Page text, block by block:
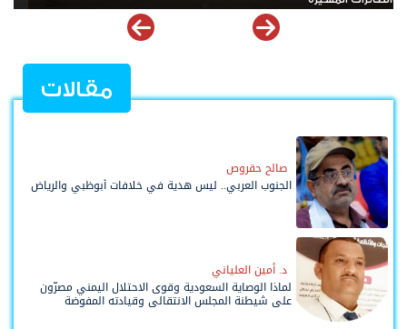
مقالات
صالح حقروص
الجنوب العربي.. ليس هدية في خلافات أبوظبي والرياض
د. أمين العلياني
لماذا الوصاية السعودية وقوى الاحتلال اليمني مصرّون
على شيطنة المجلس الانتقالي وقيادته المفوضة